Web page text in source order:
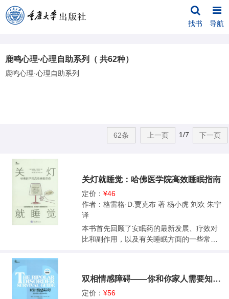
找书 导航
鹿鸣心理·心理自助系列（ 共62种）
鹿鸣心理·心理自助系列
62条 上一页 1/7 下一页
关灯就睡觉：哈佛医学院高效睡眠指南
定价： ¥46
作者：格雷格·D.贾克布 著 杨小虎 刘欢 朱宁
译
本书首先回顾了安眠药的最新发展、疗效对
比和副作用，以及有关睡眠方面的一些常见
项目，用以指导大家循序渐进地克服失眠。
该项目是美国非药物治疗失眠的首创，基于
双相情感障碍——你和你家人需要知道的
定价： ¥56